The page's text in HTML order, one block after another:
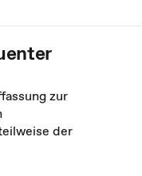
zur
der